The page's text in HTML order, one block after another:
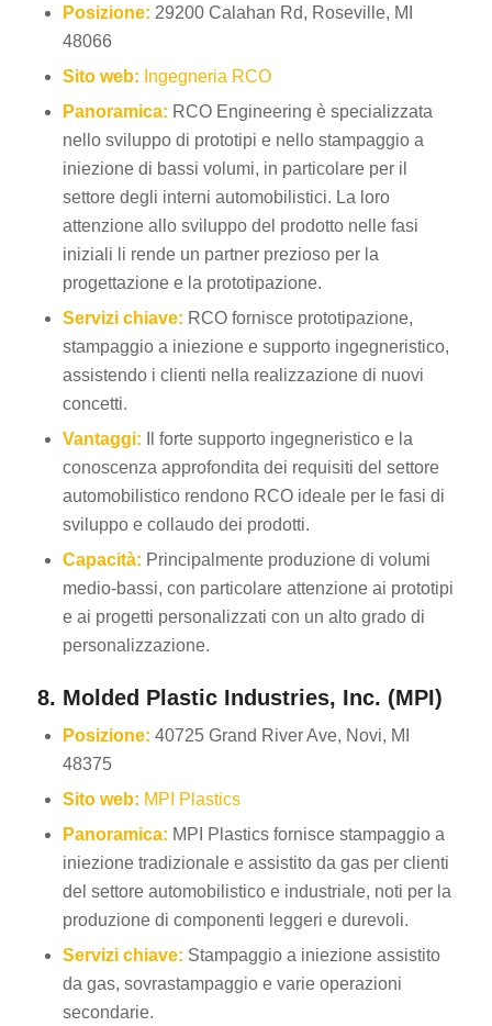
Posizione: 29200 Calahan Rd, Roseville, MI
48066
Sito web: Ingegneria RCO
Panoramica: RCO Engineering è specializzata
nello sviluppo di prototipi e nello stampaggio a
iniezione di bassi volumi, in particolare per il
settore degli interni automobilistici. La loro
attenzione allo sviluppo del prodotto nelle fasi
iniziali li rende un partner prezioso per la
progettazione e la prototipazione.
Servizi chiave: RCO fornisce prototipazione,
stampaggio a iniezione e supporto ingegneristico,
assistendo i clienti nella realizzazione di nuovi
concetti.
Vantaggi: Il forte supporto ingegneristico e la
conoscenza approfondita dei requisiti del settore
automobilistico rendono RCO ideale per le fasi di
sviluppo e collaudo dei prodotti.
Capacità: Principalmente produzione di volumi
medio-bassi, con particolare attenzione ai prototipi
e ai progetti personalizzati con un alto grado di
personalizzazione.
8. Molded Plastic Industries, Inc. (MPI)
Posizione: 40725 Grand River Ave, Novi, MI
48375
Sito web: MPI Plastics
Panoramica: MPI Plastics fornisce stampaggio a
iniezione tradizionale e assistito da gas per clienti
del settore automobilistico e industriale, noti per la
produzione di componenti leggeri e durevoli.
Servizi chiave: Stampaggio a iniezione assistito
da gas, sovrastampaggio e varie operazioni
secondarie.